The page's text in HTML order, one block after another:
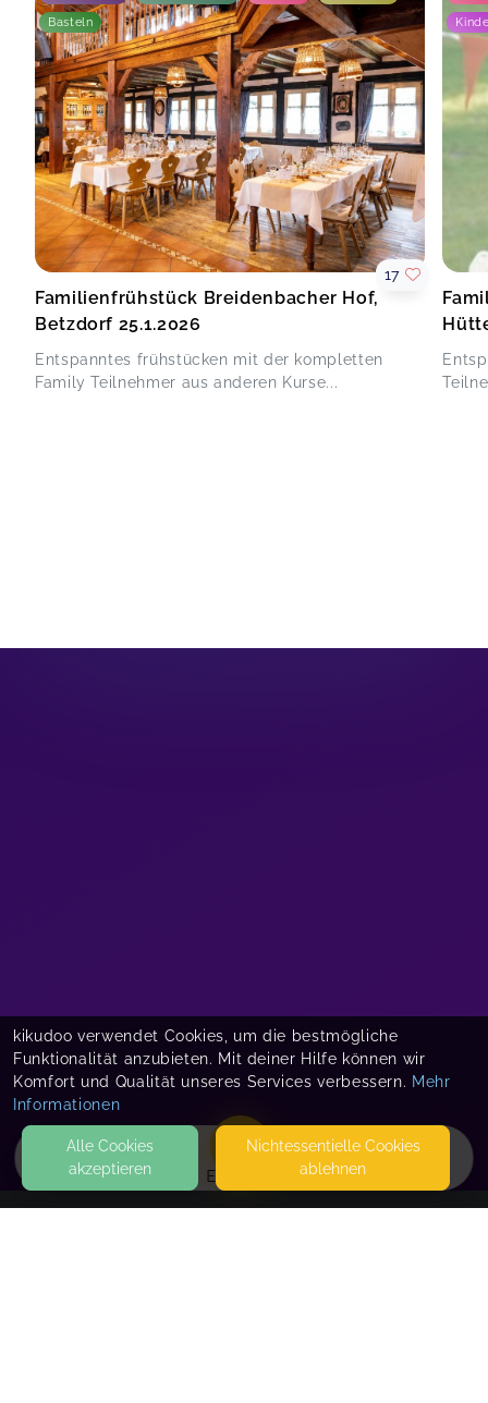
EVENTS
Basteln
Familienfrühstück Breidenbacher Hof,
Betzdorf 25.1.2026
Entspanntes frühstücken mit der kompletten
Family Teilnehmer aus anderen Kurse...
17
kikudoo verwendet Cookies, um die bestmögliche
Funktionalität anzubieten. Mit deiner Hilfe können wir
Komfort und Qualität unseres Services verbessern. Mehr
Informationen
Alle Cookies
akzeptieren
Nicht­essentielle Cookies
ablehnen